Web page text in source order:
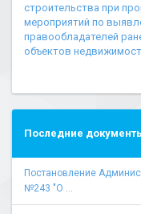
строительства при
мероприятий по
правообладателей
объектов
Последние
Постановление
№243 "О ...